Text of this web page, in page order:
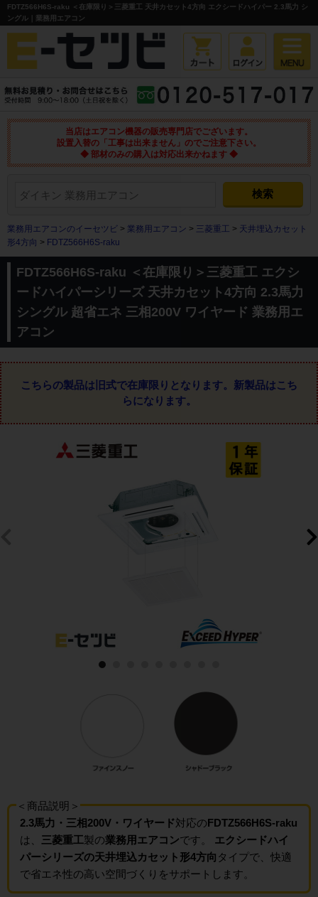
FDTZ566H6S-raku ＜在庫限り＞三菱重工 天井カセット4方向 エクシードハイパー 2.3馬力 シ
ングル｜業務用エアコン
当店はエアコン機器の販売専門店でございます。
設置入替の「工事は出来ません」のでご注意下さい。
◆ 部材のみの購入は対応出来かねます ◆
業務用エアコンのイーセツビ > 業務用エアコン > 三菱重工 > 天井埋込カセット
形4方向 > FDTZ566H6S-raku
FDTZ566H6S-raku ＜在庫限り＞三菱重工 エクシ
ードハイパーシリーズ 天井カセット4方向 2.3馬力
シングル 超省エネ 三相200V ワイヤード 業務用エ
アコン
こちらの製品は旧式で在庫限りとなります。 新製品はこち
らになります。
＜商品説明＞
2.3馬力・三相200V・ワイヤード対応のFDTZ566H6S-raku
は、 三菱重工製の業務用エアコンです。 エクシードハイ
パーシリーズの天井埋込カセット形4方向 タイプで、快適
で省エネ性の高い空間づくりをサポートします。